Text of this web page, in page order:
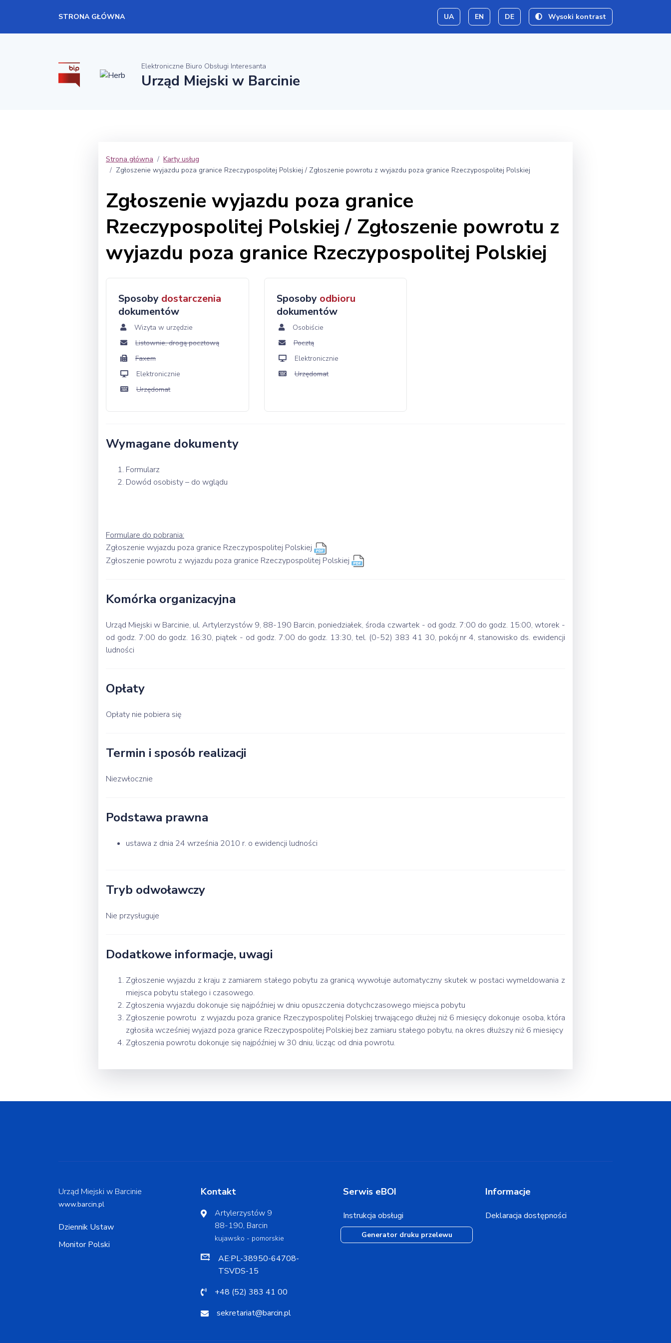
STRONA GŁÓWNA UA EN DE Wysoki kontrast
Elektroniczne Biuro Obsługi Interesanta
Urząd Miejski w Barcinie
Strona główna
Karty usług
Zgłoszenie wyjazdu poza granice Rzeczypospolitej Polskiej / Zgłoszenie powrotu z wyjazdu poza granice Rzeczypospolitej Polskiej
Zgłoszenie wyjazdu poza granice
Rzeczypospolitej Polskiej / Zgłoszenie powrotu z
wyjazdu poza granice Rzeczypospolitej Polskiej
Sposoby dostarczenia
dokumentów
Wizyta w urzędzie
Listownie, drogą pocztową
Faxem
Elektronicznie
Urzędomat
Sposoby odbioru
dokumentów
Osobiście
Pocztą
Elektronicznie
Urzędomat
Wymagane dokumenty
Formularz
Dowód osobisty – do wglądu
Formulare do pobrania:
Zgłoszenie wyjazdu poza granice Rzeczypospolitej Polskiej
Zgłoszenie powrotu z wyjazdu poza granice Rzeczypospolitej Polskiej
Komórka organizacyjna
Urząd Miejski w Barcinie, ul. Artylerzystów 9, 88-190 Barcin, poniedziałek, środa czwartek - od godz. 7:00 do godz. 15:00, wtorek -
od godz. 7:00 do godz. 16:30, piątek - od godz. 7:00 do godz. 13:30, tel. (0-52) 383 41 30, pokój nr 4, stanowisko ds. ewidencji
ludności
Opłaty
Opłaty nie pobiera się
Termin i sposób realizacji
Niezwłocznie
Podstawa prawna
ustawa z dnia 24 września 2010 r. o ewidencji ludności
Tryb odwoławczy
Nie przysługuje
Dodatkowe informacje, uwagi
Zgłoszenie wyjazdu z kraju z zamiarem stałego pobytu za granicą wywołuje automatyczny skutek w postaci wymeldowania z
miejsca pobytu stałego i czasowego.
Zgłoszenia wyjazdu dokonuje się najpóźniej w dniu opuszczenia dotychczasowego miejsca pobytu
Zgłoszenie powrotu z wyjazdu poza granice Rzeczypospolitej Polskiej trwającego dłużej niż 6 miesięcy dokonuje osoba, która
zgłosiła wcześniej wyjazd poza granice Rzeczypospolitej Polskiej bez zamiaru stałego pobytu, na okres dłuższy niż 6 miesięcy
Zgłoszenia powrotu dokonuje się najpóźniej w 30 dniu, licząc od dnia powrotu.
Urząd Miejski w Barcinie
www.barcin.pl
Dziennik Ustaw
Monitor Polski
Kontakt
Artylerzystów 9
88-190, Barcin
kujawsko - pomorskie
AE:PL-38950-64708-
TSVDS-15
+48 (52) 383 41 00
sekretariat@barcin.pl
Serwis eBOI
Instrukcja obsługi
Generator druku przelewu
Informacje
Deklaracja dostępności